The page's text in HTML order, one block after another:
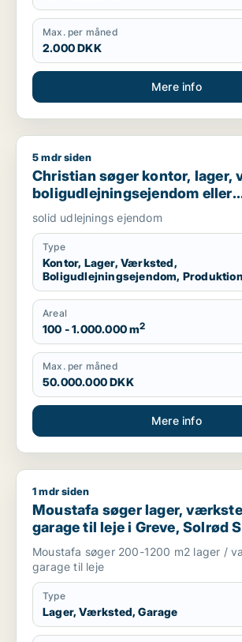
Max. per måned
2.000 DKK
Mere info
Christian søger kontor, lager,
5 mdr siden
Christian søger kontor, lager,
boligudlejningsejendom eller
produktionslokaler til salg i
Roskilde eller Holbæk
solid udlejnings ejendom
Type
Kontor, Lager, Værksted,
Boligudlejningsejendom,
Areal
100 - 1.000.000 m2
Max. per måned
50.000.000 DKK
Mere info
Moustafa søger lager, værksted eller
1 mdr siden
Moustafa søger lager,
garage til leje i Greve, Solrød
Roskilde m.fl.
Moustafa søger 200-1200 m2 lager /
garage til leje
Type
Lager, Værksted, Garage